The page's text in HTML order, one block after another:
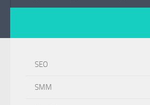
SEO
SMM